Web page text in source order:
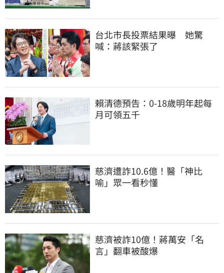
台北市長投票結果曝　她驚
喊：蔣該緊張了
賴清德預告：0-18歲明年起每
月可領五千
慈濟遭詐10.6億！醫「神比
喻」眾一看秒懂
慈濟被詐10億！蔣萬安「名
言」翻車被酸爆